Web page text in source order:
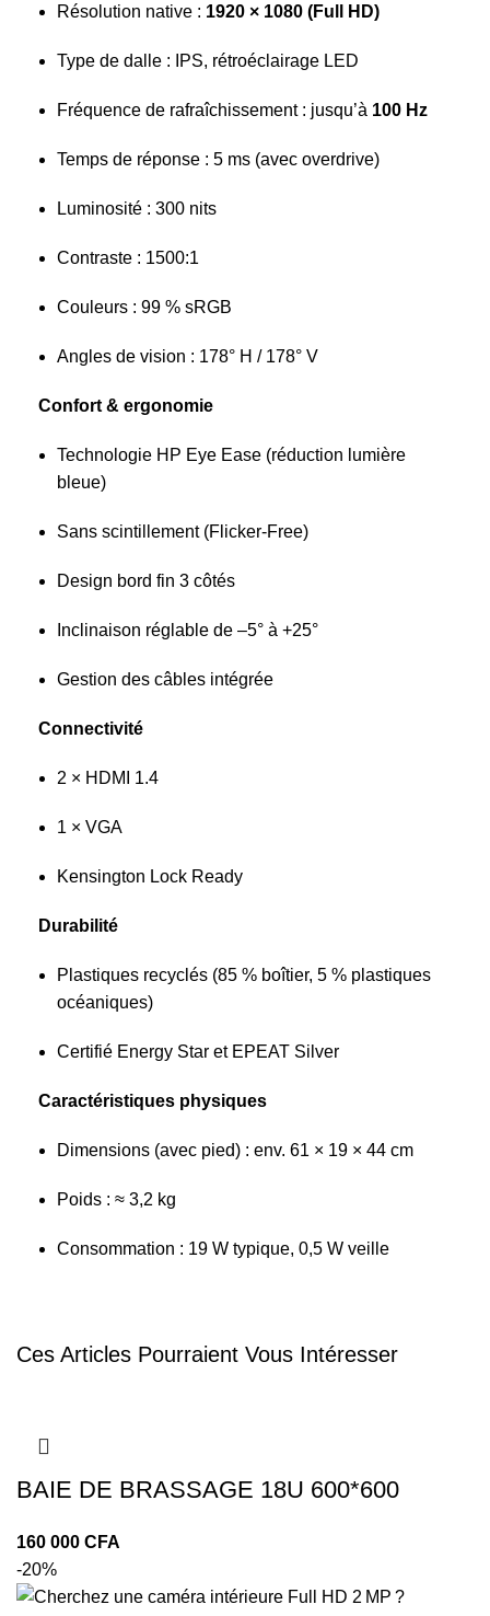
Résolution native : 1920 × 1080 (Full HD)
Type de dalle : IPS, rétroéclairage LED
Fréquence de rafraîchissement : jusqu’à 100 Hz
Temps de réponse : 5 ms (avec overdrive)
Luminosité : 300 nits
Contraste : 1500:1
Couleurs : 99 % sRGB
Angles de vision : 178° H / 178° V
Confort & ergonomie
Technologie HP Eye Ease (réduction lumière
bleue)
Sans scintillement (Flicker-Free)
Design bord fin 3 côtés
Inclinaison réglable de –5° à +25°
Gestion des câbles intégrée
Connectivité
2 × HDMI 1.4
1 × VGA
Kensington Lock Ready
Durabilité
Plastiques recyclés (85 % boîtier, 5 % plastiques
océaniques)
Certifié Energy Star et EPEAT Silver
Caractéristiques physiques
Dimensions (avec pied) : env. 61 × 19 × 44 cm
Poids : ≈ 3,2 kg
Consommation : 19 W typique, 0,5 W veille
Ces Articles Pourraient Vous Intéresser
BAIE DE BRASSAGE 18U 600*600
CFA
-20%